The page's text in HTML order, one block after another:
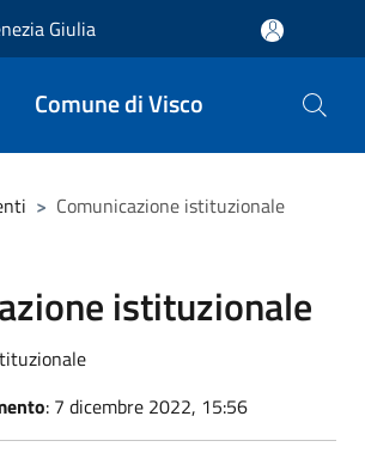
Giulia
Comune di Visco
> Comunicazione istituzionale
istituzionale
: 7 dicembre 2022, 15:56